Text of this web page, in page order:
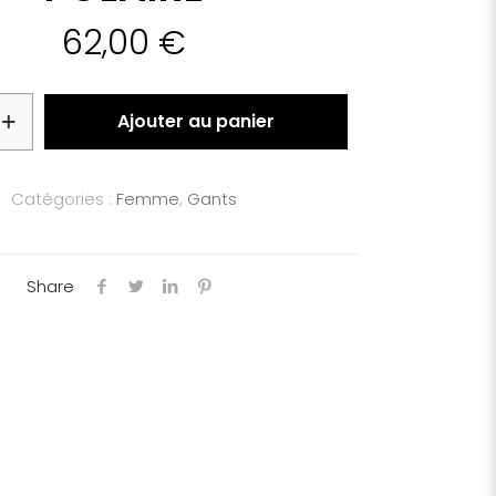
62,00 €
Ajouter au panier
Catégories : Femme, Gants
Share